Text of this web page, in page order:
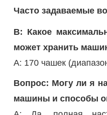
Часто задаваемые
В: Какое
может хранить
A: 170 чашек
Вопрос: Могу ли я
машины и способы